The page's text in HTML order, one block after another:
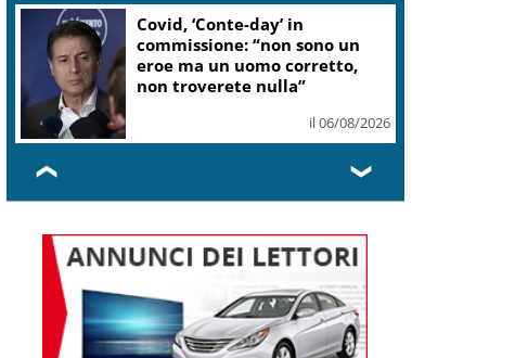
Covid, ‘Conte-day’ in
commissione: “non sono un
eroe ma un uomo corretto,
non troverete nulla”
il 06/08/2026
❮ ❯